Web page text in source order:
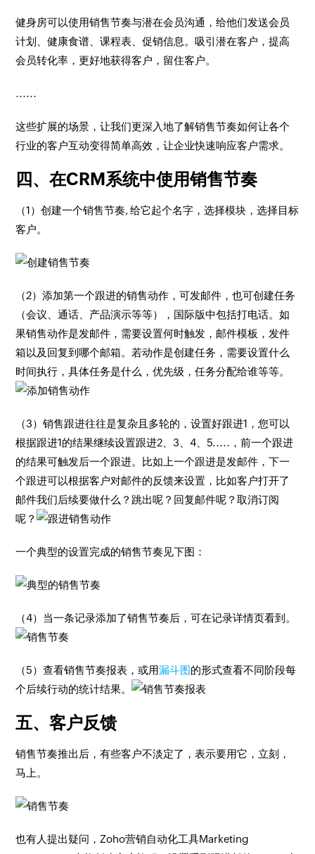
健身房可以使用销售节奏与潜在会员沟通，给他们发送会员
计划、健康食谱、课程表、促销信息。吸引潜在客户，提高
会员转化率，更好地获得客户，留住客户。
......
这些扩展的场景，让我们更深入地了解销售节奏如何让各个
行业的客户互动变得简单高效，让企业快速响应客户需求。
四、在CRM系统中使用销售节奏
（1）创建一个销售节奏, 给它起个名字，选择模块，选择目标
客户。
（2）添加第一个跟进的销售动作，可发邮件，也可创建任务
（会议、通话、产品演示等等），国际版中包括打电话。如
果销售动作是发邮件，需要设置何时触发，邮件模板，发件
箱以及回复到哪个邮箱。若动作是创建任务，需要设置什么
时间执行，具体任务是什么，优先级，任务分配给谁等等。
（3）销售跟进往往是复杂且多轮的，设置好跟进1，您可以
根据跟进1的结果继续设置跟进2、3、4、5.....，前一个跟进
的结果可触发后一个跟进。比如上一个跟进是发邮件，下一
个跟进可以根据客户对邮件的反馈来设置，比如客户打开了
邮件我们后续要做什么？跳出呢？回复邮件呢？取消订阅
呢？
一个典型的设置完成的销售节奏见下图：
（4）当一条记录添加了销售节奏后，可在记录详情页看到。
（5）查看销售节奏报表，或用漏斗图的形式查看不同阶段每
个后续行动的统计结果。
五、客户反馈
销售节奏推出后，有些客户不淡定了，表示要用它，立刻，
马上。
也有人提出疑问，Zoho营销自动化工具Marketing